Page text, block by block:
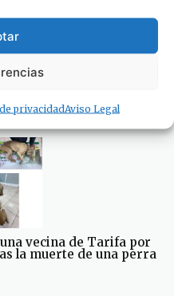
privacidadAviso Legal
vecina de Tarifa por
la muerte de una perra